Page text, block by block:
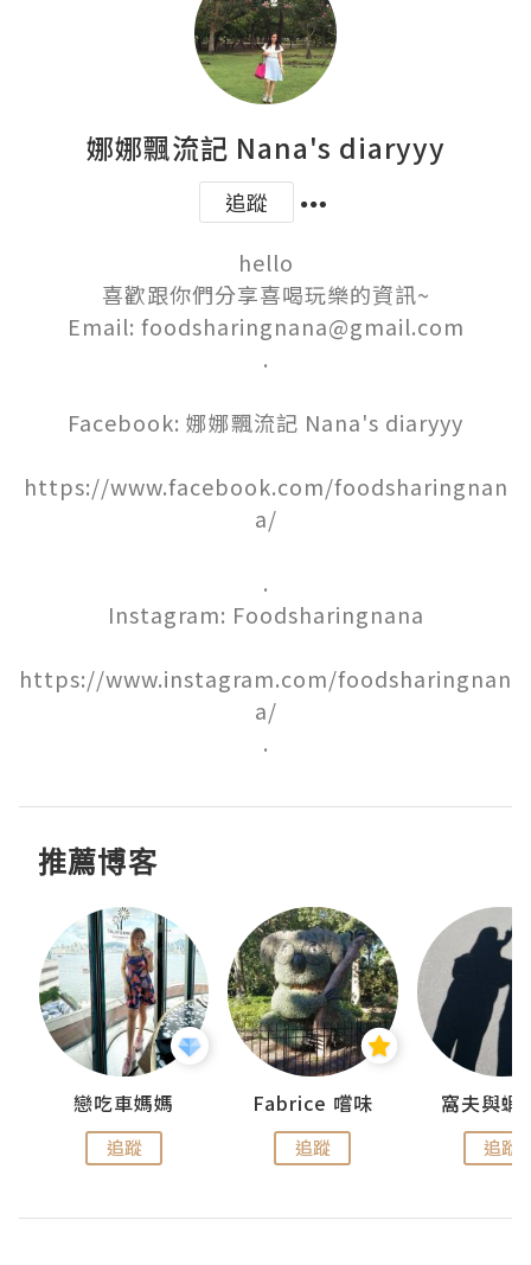
娜娜飄流記 Nana's diaryyy
追蹤
hello
喜歡跟你們分享喜喝玩樂的資訊~
Email: foodsharingnana@gmail.com
.
Facebook: 娜娜飄流記 Nana's diaryyy
https://www.facebook.com/foodsharingnan
a/
.
Instagram: Foodsharingnana
https://www.instagram.com/foodsharingnan
a/
.
推薦博客
戀吃車媽媽
追蹤
Fabrice 嚐味
追蹤
窩夫與蝦
追蹤